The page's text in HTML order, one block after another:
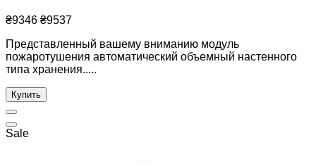
₴9346 ₴9537
Представленный вашему вниманию модуль
пожаротушения автоматический объемный настенного
типа хранения.....
Купить
Sale